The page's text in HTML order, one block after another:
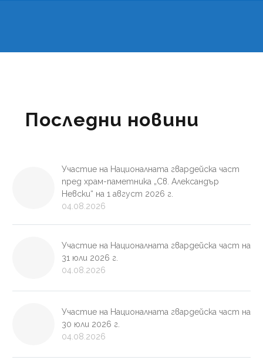
Последни новини
Участие на Националната гвардейска част
пред храм-паметника „Св. Александър
Невски“ на 1 август 2026 г.
04.08.2026
Участие на Националната гвардейска част на
31 юли 2026 г.
04.08.2026
Участие на Националната гвардейска част на
30 юли 2026 г.
04.08.2026